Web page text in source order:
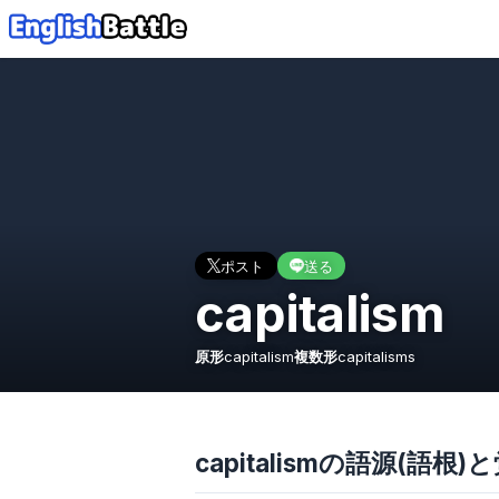
ポスト 送る
capitalism
原形capitalism複数形capitalisms
capitalismの語源(語根)と